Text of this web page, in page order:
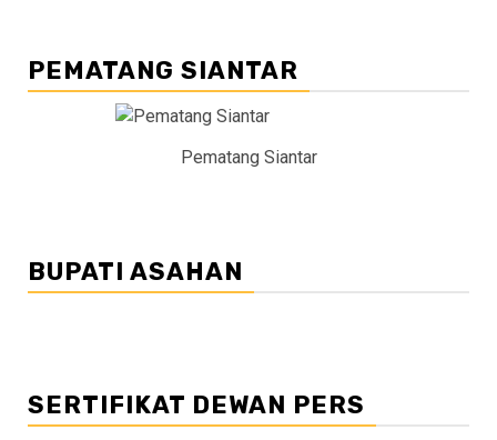
PEMATANG SIANTAR
Pematang Siantar
BUPATI ASAHAN
SERTIFIKAT DEWAN PERS